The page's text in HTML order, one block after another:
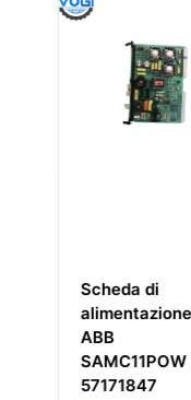
Scheda di
alimentazione
ABB
SAMC11POW
57171847